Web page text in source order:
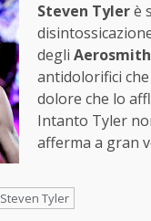
Steven Tylerè
degli Aerosmith
antidolorifici
dolore che lo
Intanto Tyler
afferma a gran
Steven Tyler